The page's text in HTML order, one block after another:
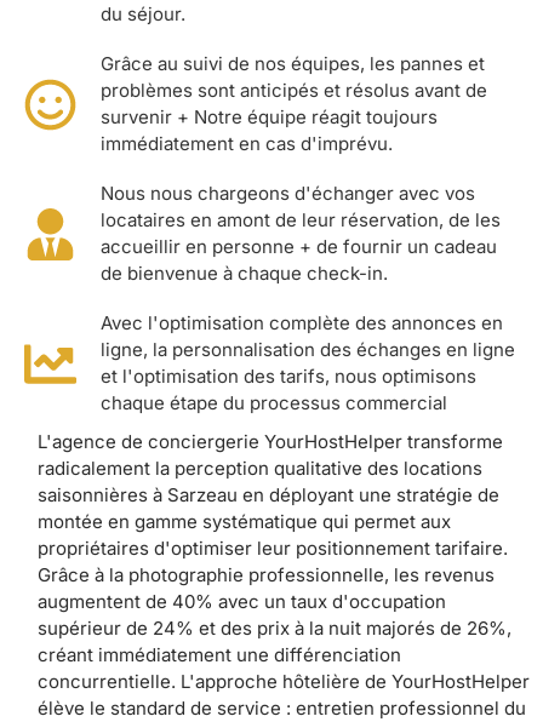
du séjour.
Grâce au suivi de nos équipes, les pannes et
problèmes sont anticipés et résolus avant de
survenir + Notre équipe réagit toujours
immédiatement en cas d'imprévu.
Nous nous chargeons d'échanger avec vos
locataires en amont de leur réservation, de les
accueillir en personne + de fournir un cadeau
de bienvenue à chaque check-in.
Avec l'optimisation complète des annonces en
ligne, la personnalisation des échanges en ligne
et l'optimisation des tarifs, nous optimisons
chaque étape du processus commercial
L'agence de conciergerie YourHostHelper transforme
radicalement la perception qualitative des locations
saisonnières à Sarzeau en déployant une stratégie de
montée en gamme systématique qui permet aux
propriétaires d'optimiser leur positionnement tarifaire.
Grâce à la photographie professionnelle, les revenus
augmentent de 40% avec un taux d'occupation
supérieur de 24% et des prix à la nuit majorés de 26%,
créant immédiatement une différenciation
concurrentielle. L'approche hôtelière de YourHostHelper
élève le standard de service : entretien professionnel du